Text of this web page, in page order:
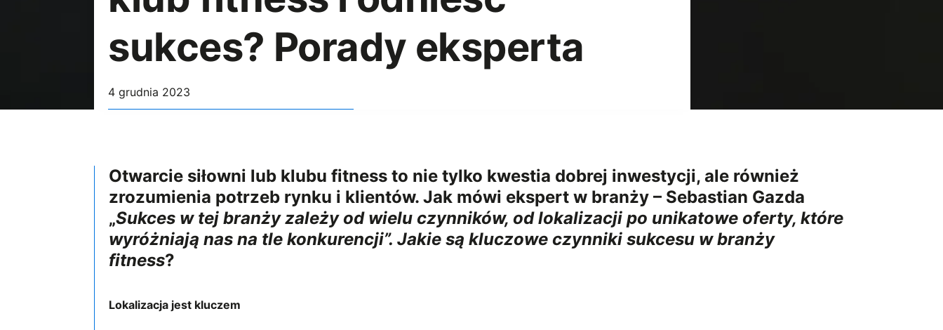
sukces? Porady eksperta
4 grudnia 2023
Otwarcie siłowni lub klubu fitness to nie tylko kwestia dobrej inwestycji, ale również
zrozumienia potrzeb rynku i klientów. Jak mówi ekspert w branży – Sebastian Gazda
„Sukces w tej branży zależy od wielu czynników, od lokalizacji po unikatowe oferty, które
wyróżniają nas na tle konkurencji”. Jakie są kluczowe czynniki sukcesu w branży
fitness?
Lokalizacja jest kluczem